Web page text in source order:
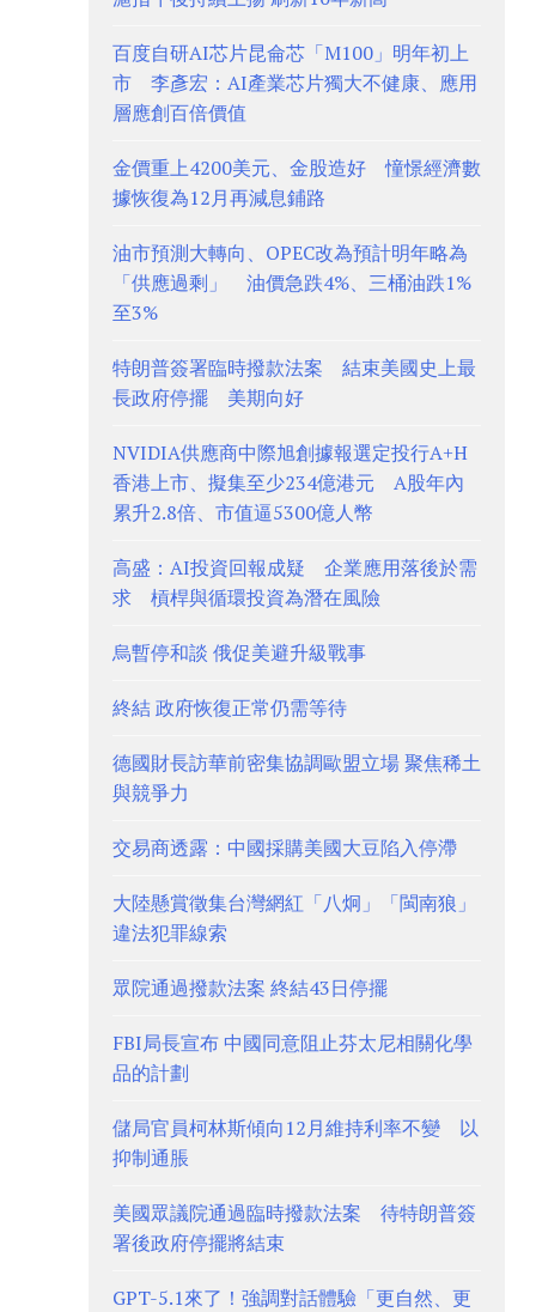
百度自研AI芯片昆侖芯「M100」明年初上
市 李彥宏：AI產業芯片獨大不健康、應用
層應創百倍價值
金價重上4200美元、金股造好 憧憬經濟數
據恢復為12月再減息鋪路
油市預測大轉向、OPEC改為預計明年略為
「供應過剩」 油價急跌4%、三桶油跌1%
至3%
特朗普簽署臨時撥款法案 結束美國史上最
長政府停擺 美期向好
NVIDIA供應商中際旭創據報選定投行A+H
香港上市、擬集至少234億港元 A股年內
累升2.8倍、市值逼5300億人幣
高盛：AI投資回報成疑 企業應用落後於需
求 槓桿與循環投資為潛在風險
烏暫停和談 俄促美避升級戰事
終結 政府恢復正常仍需等待
德國財長訪華前密集協調歐盟立場 聚焦稀土
與競爭力
交易商透露：中國採購美國大豆陷入停滯
大陸懸賞徵集台灣網紅「八炯」「閩南狼」
違法犯罪線索
眾院通過撥款法案 終結43日停擺
FBI局長宣布 中國同意阻止芬太尼相關化學
品的計劃
儲局官員柯林斯傾向12月維持利率不變 以
抑制通脹
美國眾議院通過臨時撥款法案 待特朗普簽
署後政府停擺將結束
GPT-5.1來了！強調對話體驗「更自然、更